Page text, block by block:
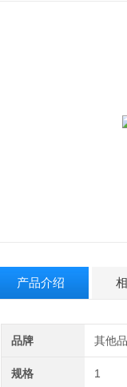
产品介绍
品牌 其他
规格 1